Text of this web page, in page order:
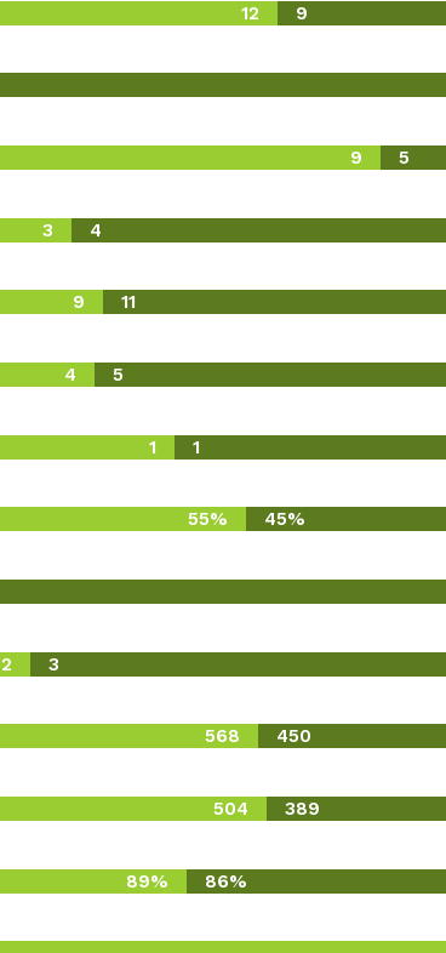
12 9
9 5
3 4
9 11
4 5
1 1
55% 45%
2 3
568 450
504 389
89% 86%